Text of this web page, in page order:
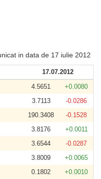
in data de 17 iulie 2012
17.07.2012
4.5651
+0.0080
3.7113
-0.0286
190.3408
-0.1528
3.8176
+0.0011
3.6544
-0.0287
3.8009
+0.0065
0.1802
+0.0010